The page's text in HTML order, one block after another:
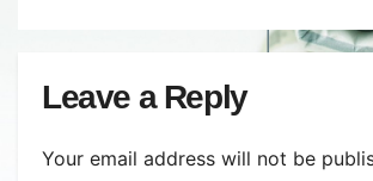
Leave a Reply
Your email address will not be